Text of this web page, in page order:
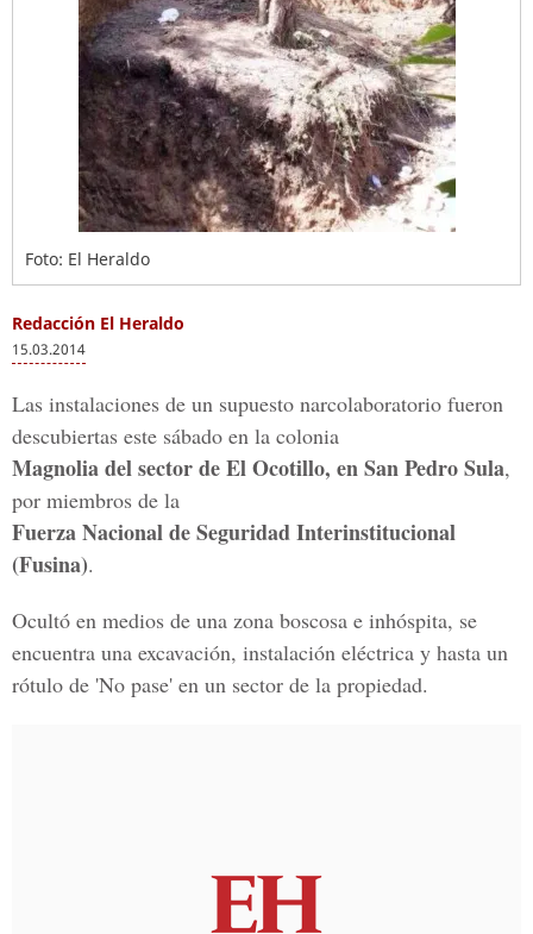
Foto: El Heraldo
Redacción El Heraldo
15.03.2014
Las instalaciones de un supuesto narcolaboratorio fueron
descubiertas este sábado en la colonia
Magnolia del sector de El Ocotillo, en San Pedro Sula,
por miembros de la
Fuerza Nacional de Seguridad Interinstitucional
(Fusina).
Ocultó en medios de una zona boscosa e inhóspita, se
encuentra una excavación, instalación eléctrica y hasta un
rótulo de 'No pase' en un sector de la propiedad.